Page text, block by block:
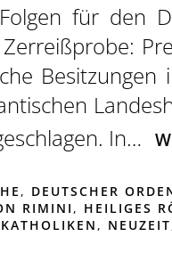
für den
Besitzungen
In…
, DEUTSCHER
RIMINI , HEILIGES
KATHOLIKEN , NEUZEIT